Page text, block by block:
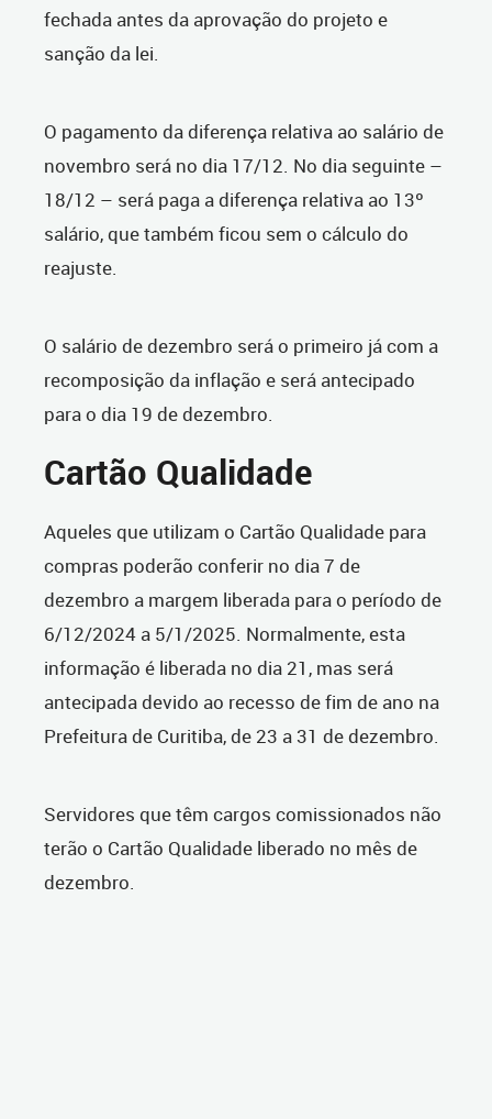
fechada antes da aprovação do projeto e
sanção da lei.
O pagamento da diferença relativa ao salário de
novembro será no dia 17/12. No dia seguinte –
18/12 – será paga a diferença relativa ao 13º
salário, que também ficou sem o cálculo do
reajuste.
O salário de dezembro será o primeiro já com a
recomposição da inflação e será antecipado
para o dia 19 de dezembro.
Cartão Qualidade
Aqueles que utilizam o Cartão Qualidade para
compras poderão conferir no dia 7 de
dezembro a margem liberada para o período de
6/12/2024 a 5/1/2025. Normalmente, esta
informação é liberada no dia 21, mas será
antecipada devido ao recesso de fim de ano na
Prefeitura de Curitiba, de 23 a 31 de dezembro.
Servidores que têm cargos comissionados não
terão o Cartão Qualidade liberado no mês de
dezembro.